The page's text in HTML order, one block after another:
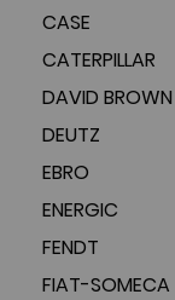
CASE
CATERPILLAR
DAVID BROWN
DEUTZ
EBRO
ENERGIC
FENDT
FIAT-SOMECA